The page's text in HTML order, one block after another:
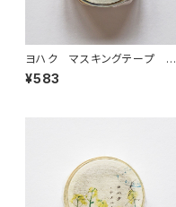
ヨハク マスキングテープ オ
リオン Y-187
¥583